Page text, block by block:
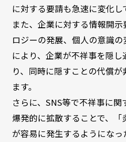
に対する要請も急速に変化し
また、企業に対する情報開
ロジーの発展、個人の意識
により、企業が不祥事を隠
り、同時に隠すことの代償
ます。
さらに、SNS等で不祥事に関
爆発的に拡散することで、
が容易に発生するようにな